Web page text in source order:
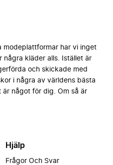
modeplattformar har vi inget
några kläder alls. Istället är
och skickade med
i några av världens bästa
något för dig. Om så är
Hjälp
Frågor Och Svar